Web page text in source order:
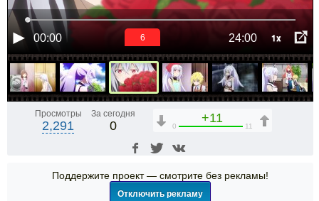
00:00 24:00 1x
5
Просмотры
2,291
За сегодня
0
+11
0 11
Поддержите проект — смотрите без рекламы!
Отключить рекламу